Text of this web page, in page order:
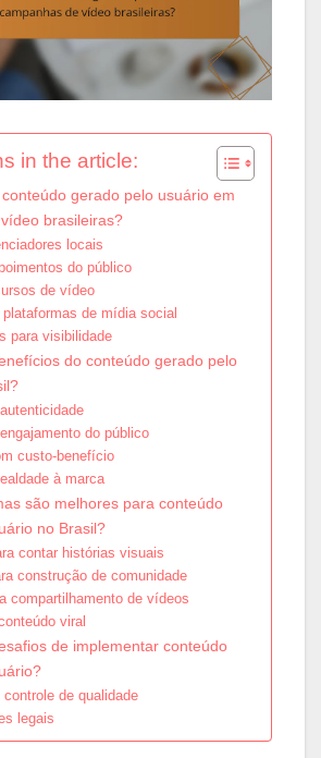
in the article:
gerado pelo usuário em
brasileiras?
locais
do público
de vídeo
de mídia social
para visibilidade
do conteúdo gerado pelo
do público
custo-benefício
à marca
são melhores para conteúdo
no Brasil?
contar histórias visuais
construção de comunidade
compartilhamento de vídeos
viral
de implementar conteúdo
de qualidade
legais